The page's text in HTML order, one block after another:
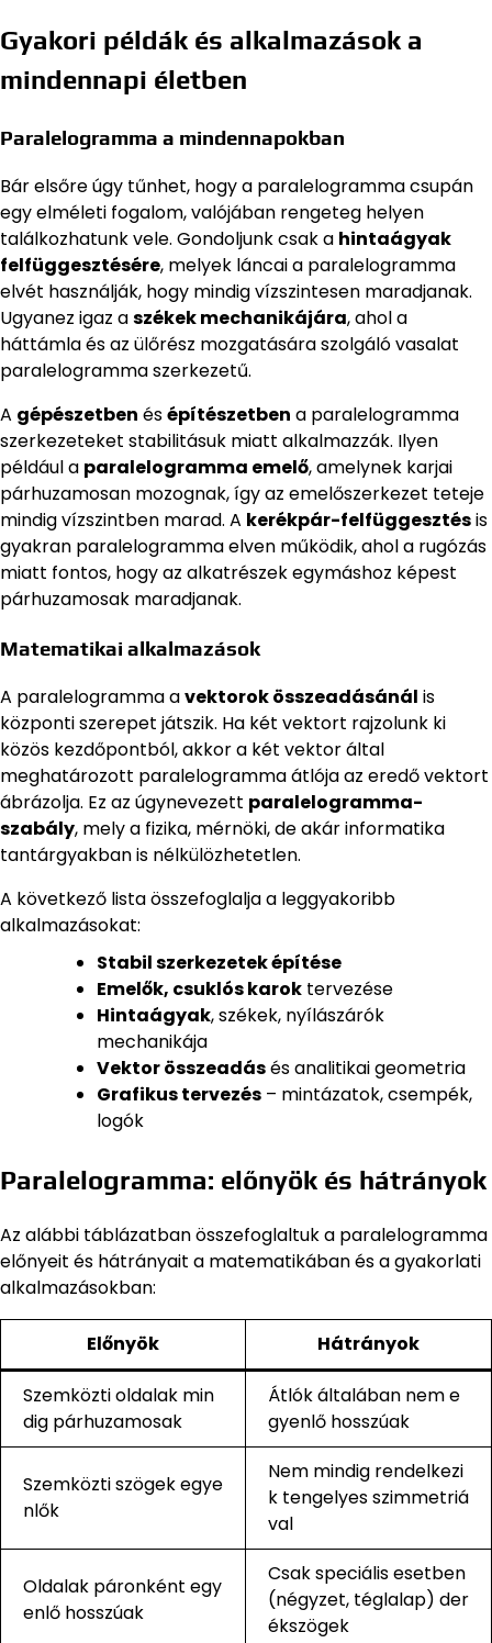
Gyakori példák és alkalmazások a
mindennapi életben
Paralelogramma a mindennapokban
Bár elsőre úgy tűnhet, hogy a paralelogramma csupán
egy elméleti fogalom, valójában rengeteg helyen
találkozhatunk vele. Gondoljunk csak a hintaágyak
felfüggesztésére, melyek láncai a paralelogramma
elvét használják, hogy mindig vízszintesen maradjanak.
Ugyanez igaz aszékek mechanikájára, ahol a
háttámla és az ülőrész mozgatására szolgáló vasalat
paralelogramma szerkezetű.
A gépészetben ésépítészetben a paralelogramma
szerkezeteket stabilitásuk miatt alkalmazzák. Ilyen
például a paralelogramma emelő, amelynek karjai
párhuzamosan mozognak, így az emelőszerkezet teteje
mindig vízszintben marad. A kerékpár-felfüggesztésis
gyakran paralelogramma elven működik, ahol a rugózás
miatt fontos, hogy az alkatrészek egymáshoz képest
párhuzamosak maradjanak.
Matematikai alkalmazások
A paralelogramma avektorok összeadásánál is
központi szerepet játszik. Ha két vektort rajzolunk ki
közös kezdőpontból, akkor a két vektor által
meghatározott paralelogramma átlója az eredő vektort
ábrázolja. Ez az úgynevezett paralelogramma-
szabály, mely a fizika, mérnöki, de akár informatika
tantárgyakban is nélkülözhetetlen.
A következő lista összefoglalja a leggyakoribb
alkalmazásokat:
Stabil szerkezetek építése
Emelők, csuklós karok tervezése
Hintaágyak, székek, nyílászárók
mechanikája
Vektor összeadásés analitikai geometria
Grafikus tervezés – mintázatok, csempék,
logók
Paralelogramma: előnyök és hátrányok
Az alábbi táblázatban összefoglaltuk a paralelogramma
előnyeit és hátrányait a matematikában és a gyakorlati
alkalmazásokban:
Előnyök Hátrányok
Szemközti oldalak min
dig párhuzamosak
Átlók általában nem e
gyenlő hosszúak
Szemközti szögek egye
nlők
Nem mindig rendelkezi
k tengelyes szimmetriá
val
Oldalak páronként egy
enlő hosszúak
Csak speciális esetben
(négyzet, téglalap) der
ékszögek